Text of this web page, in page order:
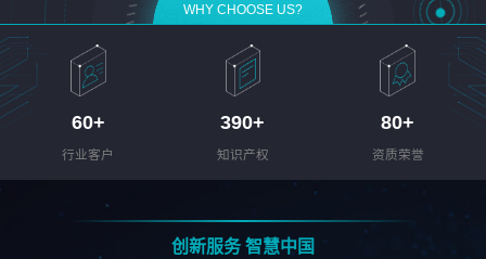
WHY CHOOSE US?
60+
行业客户
390+
知识产权
80+
资质荣誉
创新服务 智慧中国